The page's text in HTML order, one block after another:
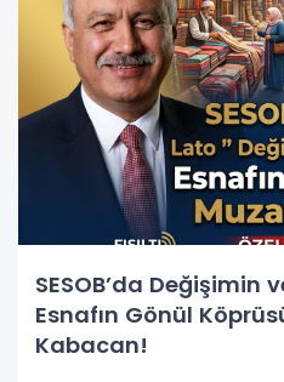
SESOB’da Değişimin
Esnafın Gönül
Kabacan!